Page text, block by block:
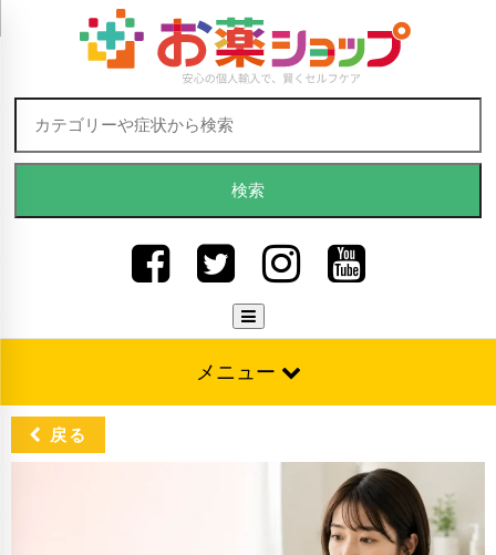
Skip to content
検索:
メニュー
戻る